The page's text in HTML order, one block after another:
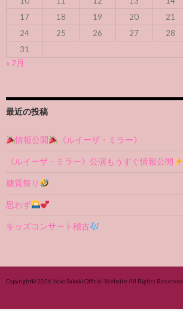
17
18 19 20 21
24
25 26 27 28
31
« 7月
最近の投稿
情報公開 《ルイーザ・ミラー》
《ルイーザ・ミラー》公演もうすぐ情報公開
糖質祭り
思わず
キッズコンサート稽古
Copyright© 2026 Yoko Sakaki Official WebsiteAll Rights Reserved.